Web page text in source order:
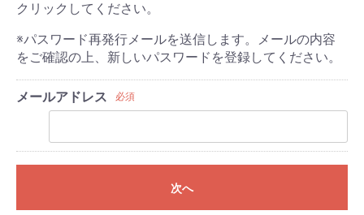
クリックしてください。
※パスワード再発行メールを送信します。メールの内容
をご確認の上、新しいパスワードを登録してください。
メールアドレス 必須
次へ